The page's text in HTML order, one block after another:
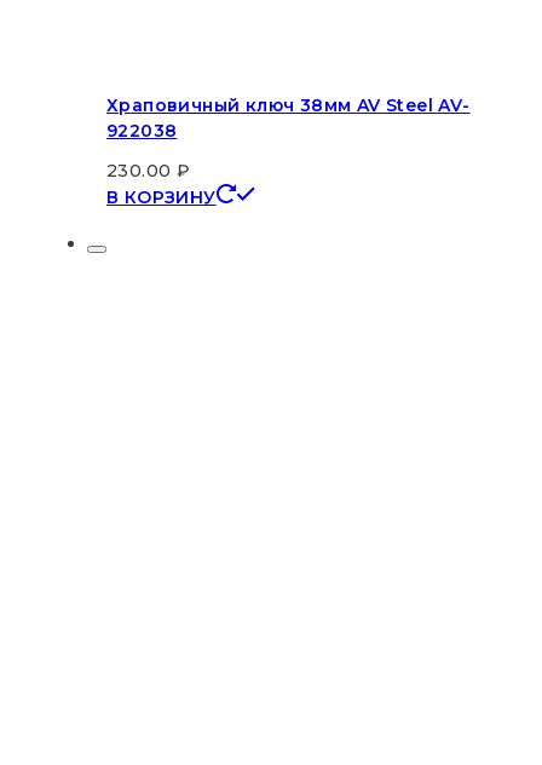
Храповичный ключ 38мм AV Steel AV-
922038
230.00 ₽
В КОРЗИНУ